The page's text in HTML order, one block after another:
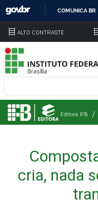
COMUNICA BR
ALTO CONTRASTE
Editora IFB
cria, nada